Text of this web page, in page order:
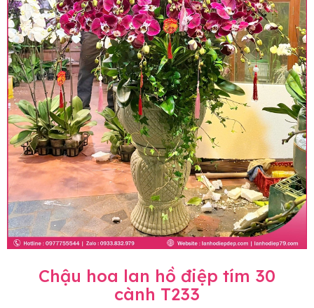
Chậu hoa lan hồ điệp tím 30
cành T233